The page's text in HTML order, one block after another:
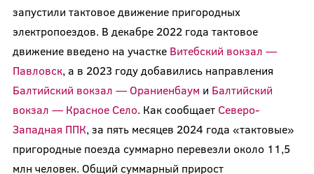
запустили тактовое движение пригородных
электропоездов. В декабре 2022 года тактовое
движение введено на участке Витебский вокзал —
Павловск, а в 2023 году добавились направления
Балтийский вокзал — Ораниенбаум и Балтийский
вокзал — Красное Село. Как сообщает Северо-
Западная ППК, за пять месяцев 2024 года «тактовые»
пригородные поезда суммарно перевезли около 11,5
млн человек. Общий суммарный прирост